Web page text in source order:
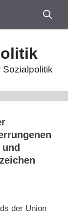
der Union